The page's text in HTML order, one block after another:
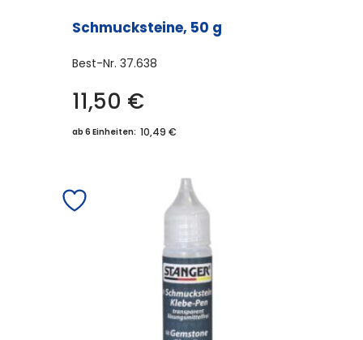
Schmucksteine, 50 g
Best-Nr. 37.638
11,50 €
ab 6 Einheiten: 10,49 €